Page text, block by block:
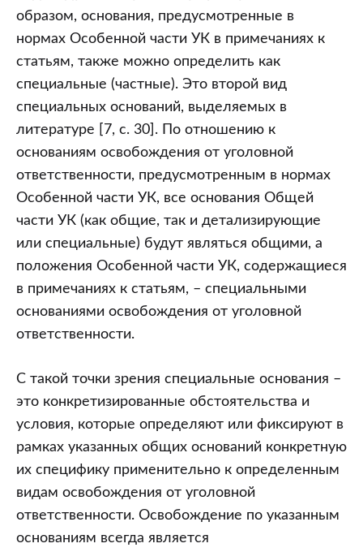
образом, основания, предусмотренные в
нормах Особенной части УК в примечаниях к
статьям, также можно определить как
специальные (частные). Это второй вид
специальных оснований, выделяемых в
литературе [7, с. 30]. По отношению к
основаниям освобождения от уголовной
ответственности, предусмотренным в нормах
Особенной части УК, все основания Общей
части УК (как общие, так и детализирующие
или специальные) будут являться общими, а
положения Особенной части УК, содержащиеся
в примечаниях к статьям, – специальными
основаниями освобождения от уголовной
ответственности.
С такой точки зрения специальные основания –
это конкретизированные обстоятельства и
условия, которые определяют или фиксируют в
рамках указанных общих оснований конкретную
их специфику применительно к определенным
видам освобождения от уголовной
ответственности. Освобождение по указанным
основаниям всегда является